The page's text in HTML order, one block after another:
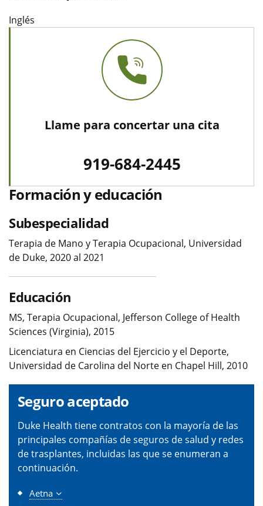
Inglés
Llame para concertar una cita
919-684-2445
Formación y educación
Subespecialidad
Terapia de Mano y Terapia Ocupacional, Universidad
de Duke, 2020 al 2021
Educación
MS, Terapia Ocupacional, Jefferson College of Health
Sciences (Virginia), 2015
Licenciatura en Ciencias del Ejercicio y el Deporte,
Universidad de Carolina del Norte en Chapel Hill, 2010
Seguro aceptado
Duke Health tiene contratos con la mayoría de las
principales compañías de seguros de salud y redes
de trasplantes, incluidas las que se enumeran a
continuación.
Aetna